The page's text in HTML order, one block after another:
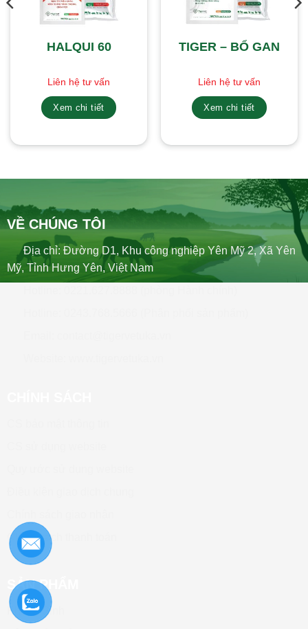
HALQUI 60
Liên hệ tư vấn
Xem chi tiết
TIGER – BỔ GAN
Liên hệ tư vấn
Xem chi tiết
VỀ CHÚNG TÔI
Địa chỉ: Đường D1, Khu công nghiệp Yên Mỹ 2, Xã Yên
Mỹ, Tỉnh Hưng Yên, Việt Nam
Chính sách thanh toán
SẢN PHẨM
Kháng Sinh